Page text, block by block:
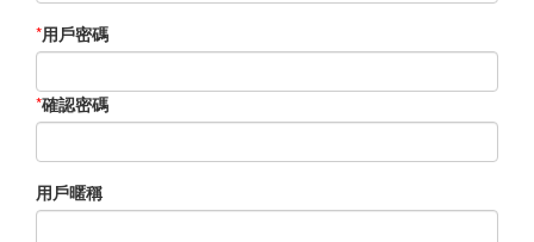
*用戶密碼
*確認密碼
用戶暱稱